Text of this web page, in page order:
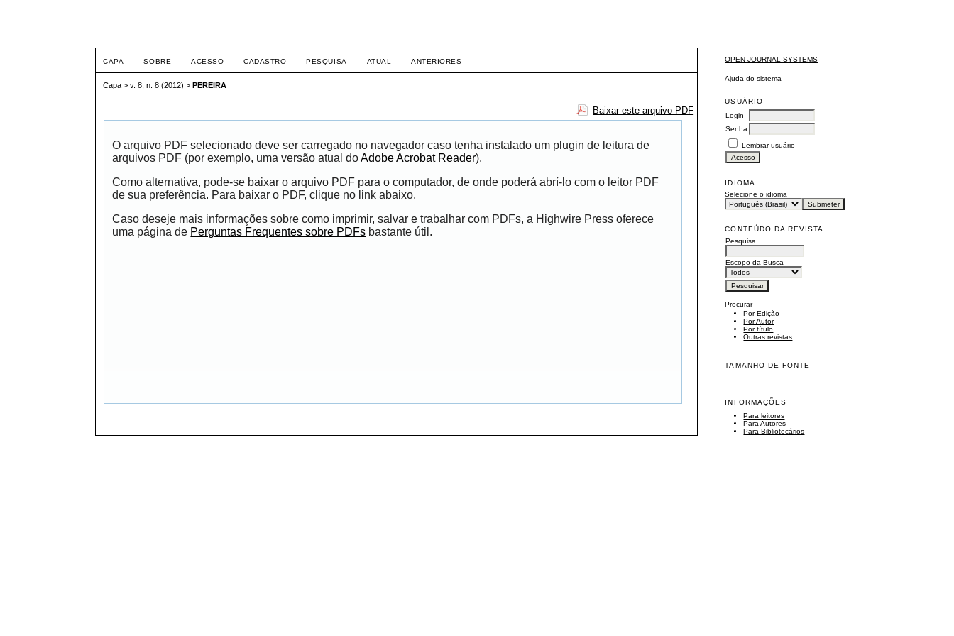
OPEN JOURNAL SYSTEMS
Ajuda do sistema
USUÁRIO
Login
Senha
Lembrar usuário
IDIOMA
Selecione o idioma
CONTEÚDO DA REVISTA
Pesquisa
Escopo da Busca
Procurar
Por Edição
Por Autor
Por título
Outras revistas
TAMANHO DE FONTE
INFORMAÇÕES
Para leitores
Para Autores
Para Bibliotecários
CAPA SOBRE ACESSO CADASTRO PESQUISA ATUAL ANTERIORES
Capa >v. 8, n. 8 (2012) >PEREIRA
Baixar este arquivo PDF
O arquivo PDF selecionado deve ser carregado no navegador caso tenha instalado um plugin de leitura de
arquivos PDF (por exemplo, uma versão atual doAdobe Acrobat Reader).
Como alternativa, pode-se baixar o arquivo PDF para o computador, de onde poderá abrí-lo com o leitor PDF
de sua preferência. Para baixar o PDF, clique no link abaixo.
Caso deseje mais informações sobre como imprimir, salvar e trabalhar com PDFs, a Highwire Press oferece
uma página de Perguntas Frequentes sobre PDFs bastante útil.